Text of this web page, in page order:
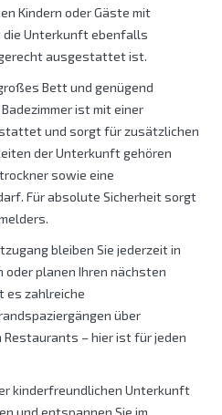
Kindern oder Gäste mit
Unterkunft ebenfalls
ausgestattet ist.
Bett und genügend
ist mit einer
und sorgt für zusätzlichen
der Unterkunft gehören
sowie eine
Für absolute Sicherheit sorgt
bleiben Sie jederzeit in
oder planen Ihren nächsten
es zahlreiche
über
Restaurants – hier ist für jeden
kinderfreundlichen Unterkunft
und entspannen Sie im